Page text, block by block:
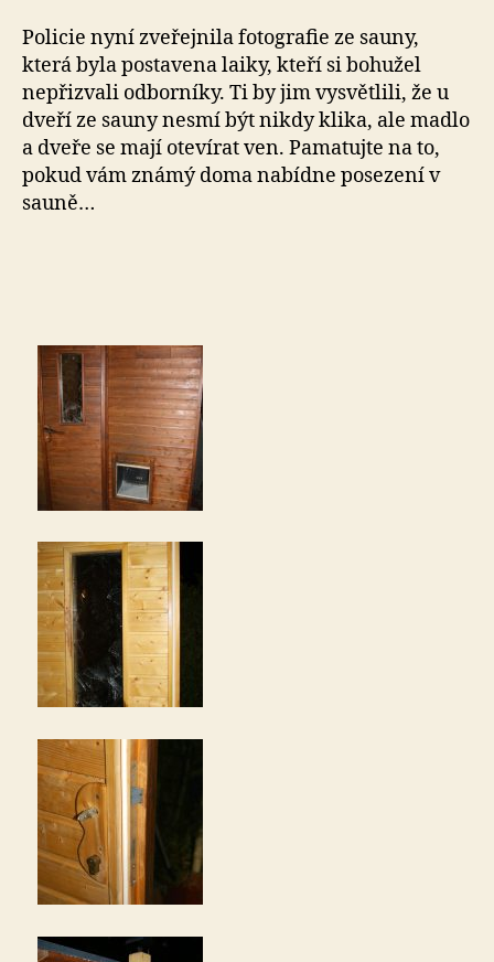
Policie nyní zveřejnila fotografie ze sauny,
která byla postavena laiky, kteří si bohužel
nepřizvali odborníky. Ti by jim vysvětlili, že u
dveří ze sauny nesmí být nikdy klika, ale madlo
a dveře se mají otevírat ven. Pamatujte na to,
pokud vám známý doma nabídne posezení v
sauně…